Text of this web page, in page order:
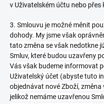
v Uživatelském účtu nebo
3. Smlouvu je možné měnit
dohody. My jsme však
tato změna se však nedotkne
Smluv, které budou uzavřeny
Vás však budeme informovat
Uživatelský účet (abyste tuto
objednávat nové Zboží,
jelikož nemáme uzavřenou